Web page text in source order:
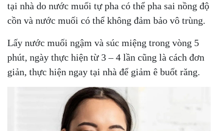
tại nhà do nước muối tự pha có thể pha sai nồng độ
cồn và nước muối có thể không đảm bảo vô trùng.
Lấy nước muối ngậm và súc miệng trong vòng 5
phút, ngày thực hiện từ 3 – 4 lần cũng là cách đơn
giản, thực hiện ngay tại nhà để giảm ê buốt răng.